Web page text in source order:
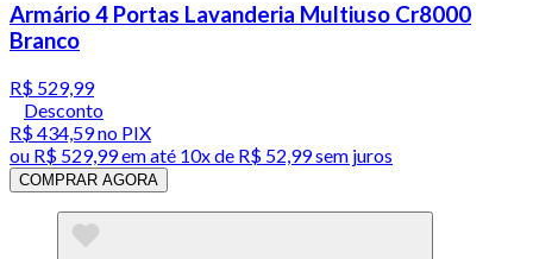
Armário 4 Portas Lavanderia Multiuso Cr8000
Branco
R$ 529,99
Desconto
R$ 434,59no PIX
ou R$ 529,99em até 10x de R$ 52,99 sem juros
COMPRAR AGORA